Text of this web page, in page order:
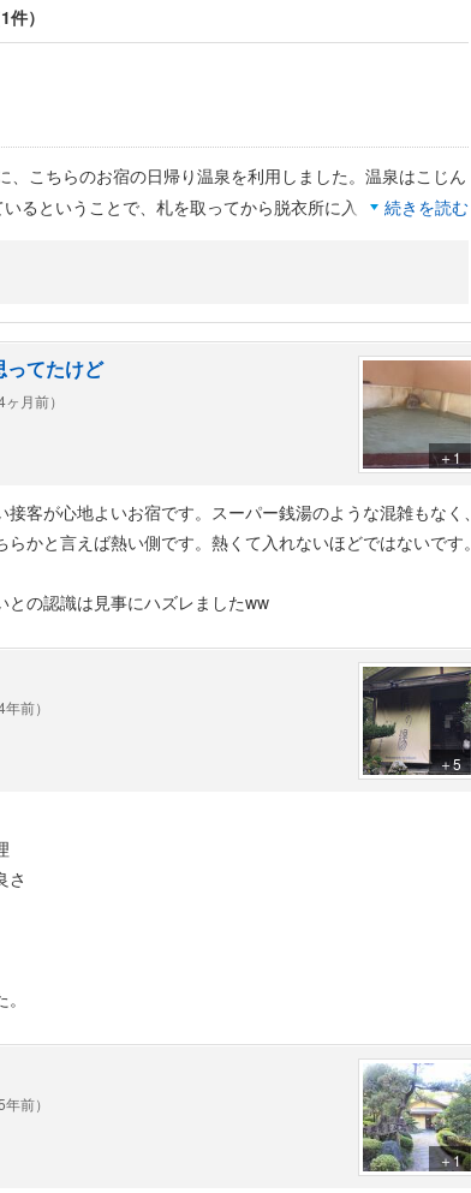
）
、こちらのお宿の日帰り温泉を利用しました。温泉はこじん
るということで、札を取ってから脱衣所に入るのも面白い
、少しとろみもあり、筋肉痛がそれほどきつくならなかった
しれません。
続きを読む
ってたけど
月前）
＋1
客が心地よいお宿です。スーパー銭湯のような混雑もなく、
かと言えば熱い側です。熱くて入れないほどではないです。
の認識は見事にハズレましたww
前）
＋5
さ
前）
＋1